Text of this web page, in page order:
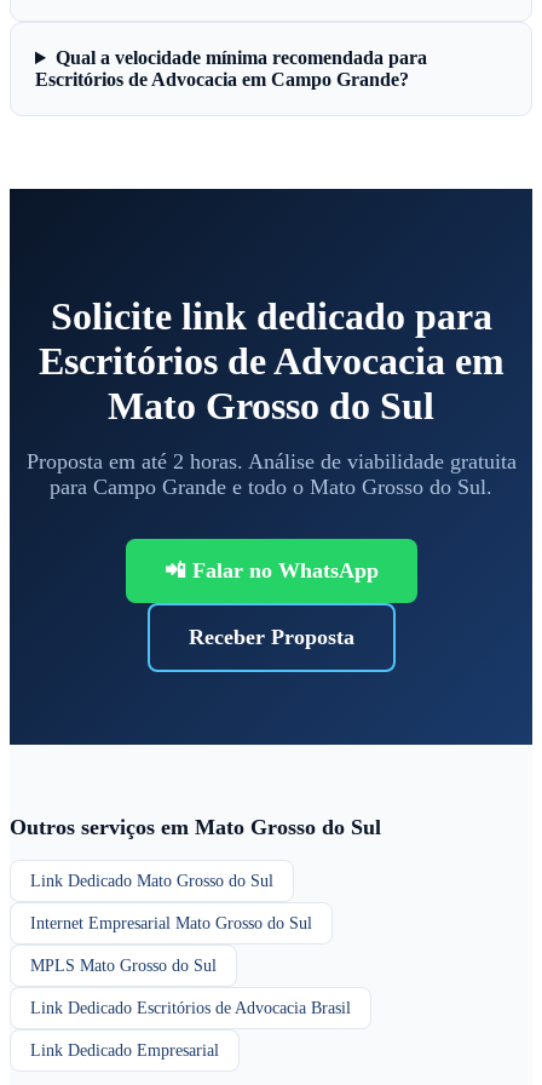
Qual a velocidade mínima recomendada para
Escritórios de Advocacia em Campo Grande?
Solicite link dedicado para
Escritórios de Advocacia em
Mato Grosso do Sul
Proposta em até 2 horas. Análise de viabilidade gratuita
para Campo Grande e todo o Mato Grosso do Sul.
📲 Falar no WhatsApp
Receber Proposta
Outros serviços em Mato Grosso do Sul
Link Dedicado Mato Grosso do Sul
Internet Empresarial Mato Grosso do Sul
MPLS Mato Grosso do Sul
Link Dedicado Escritórios de Advocacia Brasil
Link Dedicado Empresarial